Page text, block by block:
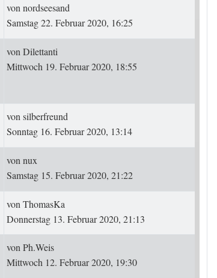
Letzter Beitrag
vonnordseesand
Samstag 22. Februar 2020, 16:25
Letzter Beitrag
vonDilettanti
Mittwoch 19. Februar 2020, 18:55
Letzter Beitrag
vonsilberfreund
Sonntag 16. Februar 2020, 13:14
Letzter Beitrag
vonnux
Samstag 15. Februar 2020, 21:22
Letzter Beitrag
vonThomasKa
Donnerstag 13. Februar 2020, 21:13
Letzter Beitrag
vonPh.Weis
Mittwoch 12. Februar 2020, 19:30